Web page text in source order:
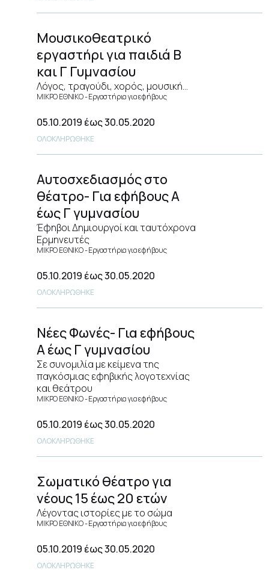
05.10.2019 έως 30.05.2020
ΟΛΟΚΛΗΡΩΘΗΚΕ
Μουσικοθεατρικό
εργαστήρι για παιδιά Β
και Γ Γυμνασίου
Λόγος, τραγούδι, χορός, μουσική…
ΜΙΚΡΟ ΕΘΝΙΚΟ Εργαστήρια για εφήβους
05.10.2019 έως 30.05.2020
ΟΛΟΚΛΗΡΩΘΗΚΕ
Αυτοσχεδιασμός στο
θέατρο- Για εφήβους Α
έως Γ γυμνασίου
Έφηβοι Δημιουργοί και ταυτόχρονα
Ερμηνευτές
ΜΙΚΡΟ ΕΘΝΙΚΟ Εργαστήρια για εφήβους
05.10.2019 έως 30.05.2020
ΟΛΟΚΛΗΡΩΘΗΚΕ
Νέες Φωνές- Για εφήβους
Α έως Γ γυμνασίου
Σε συνομιλία με κείμενα της
παγκόσμιας εφηβικής λογοτεχνίας
και θεάτρου
ΜΙΚΡΟ ΕΘΝΙΚΟ Εργαστήρια για εφήβους
05.10.2019 έως 30.05.2020
ΟΛΟΚΛΗΡΩΘΗΚΕ
Σωματικό θέατρο για
νέους 15 έως 20 ετών
Λέγοντας ιστορίες με το σώμα
ΜΙΚΡΟ ΕΘΝΙΚΟ Εργαστήρια για εφήβους